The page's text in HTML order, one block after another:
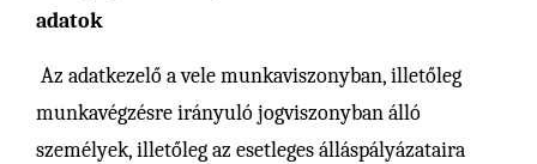
adatok
Az adatkezelő a vele munkaviszonyban, illetőleg
munkavégzésre irányuló jogviszonyban álló
személyek, illetőleg az esetleges álláspályázataira